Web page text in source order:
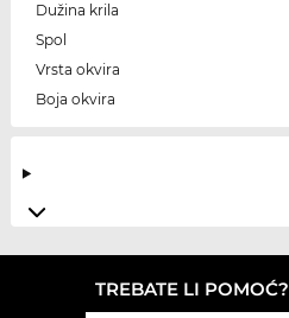
Dužina krila
Spol
Vrsta okvira
Boja okvira
TREBATE LI POMOĆ?